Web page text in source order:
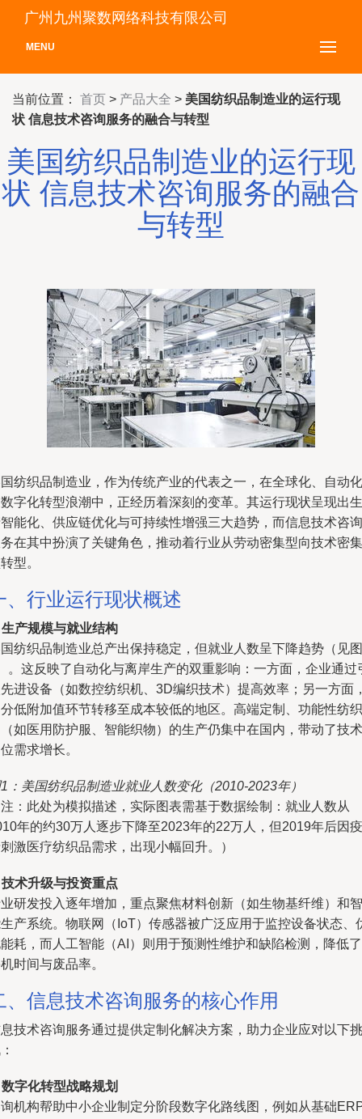
广州九州聚数网络科技有限公司
MENU
当前位置： 首页 > 产品大全 > 美国纺织品制造业的运行现
状 信息技术咨询服务的融合与转型
美国纺织品制造业的运行现
状 信息技术咨询服务的融合
与转型
纺织品制造业，作为传统产业的代表之一，在全球化、自动化
字化转型浪潮中，正经历着深刻的变革。其运行现状呈现出生
能化、供应链优化与可持续性增强三大趋势，而信息技术咨询
在其中扮演了关键角色，推动着行业从劳动密集型向技术密集
型。
、行业运行现状概述
生产规模与就业结构
纺织品制造业总产出保持稳定，但就业人数呈下降趋势（见图
。这反映了自动化与离岸生产的双重影响：一方面，企业通过
进设备（如数控纺织机、3D编织技术）提高效率；另一方面
低附加值环节转移至成本较低的地区。高端定制、功能性纺织
如医用防护服、智能织物）的生产仍集中在国内，带动了技术
需求增长。
：美国纺织品制造业就业人数变化（2010-2023年）
：此处为模拟描述，实际图表需基于数据绘制：就业人数从
年的约30万人逐步下降至2023年的22万人，但2019年后因疫
激医疗纺织品需求，出现小幅回升。）
技术升级与投资重点
研发投入逐年增加，重点聚焦材料创新（如生物基纤维）和智
产系统。物联网（IoT）传感器被广泛应用于监控设备状态、
耗，而人工智能（AI）则用于预测性维护和缺陷检测，降低了
时间与废品率。
、信息技术咨询服务的核心作用
技术咨询服务通过提供定制化解决方案，助力企业应对以下挑
数字化转型战略规划
机构帮助中小企业制定分阶段数字化路线图，例如从基础